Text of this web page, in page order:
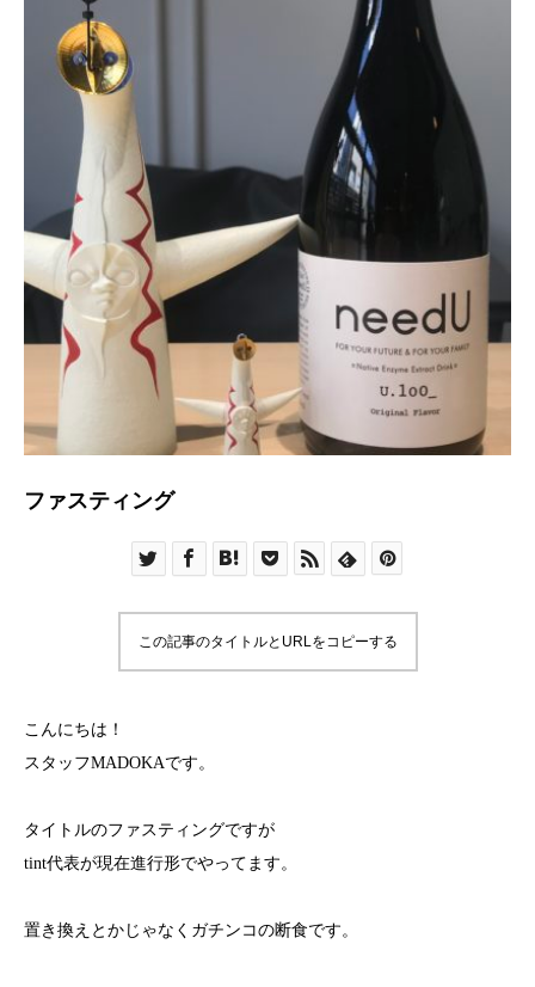
ファスティング
この記事のタイトルとURLをコピーする
こんにちは！
スタッフMADOKAです。
タイトルのファスティングですが
tint代表が現在進行形でやってます。
置き換えとかじゃなくガチンコの断食です。